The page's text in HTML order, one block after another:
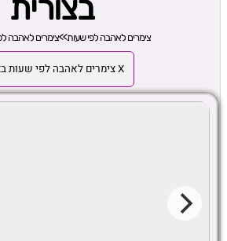
בצורית
צימרים לאהבה לפי שעות>>צימרים לאהבה
X צימרים לאהבה לפי שעות בצורית